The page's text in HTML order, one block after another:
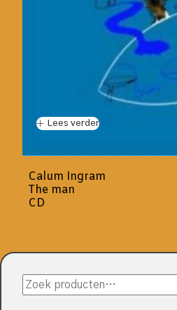
Lees verder
Calum Ingram
The man
CD
Zoeken
naar: